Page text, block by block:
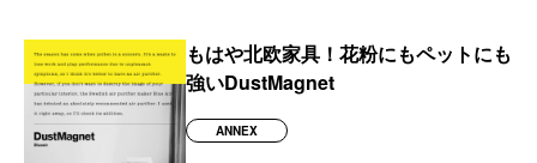
もはや北欧家具！花粉にもペットにも
強いDustMagnet
ANNEX